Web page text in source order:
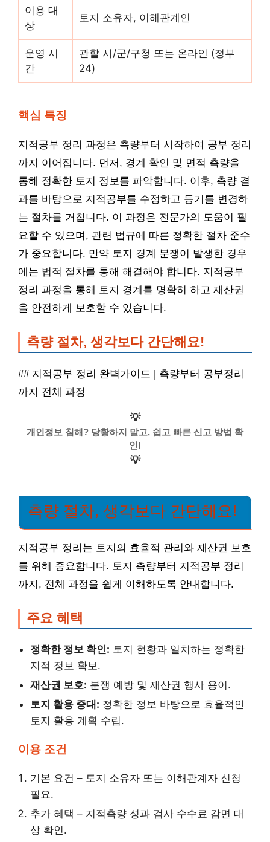
이용 대
상
토지 소유자, 이해관계인
운영 시
간
관할 시/군/구청 또는 온라인 (정부
24)
핵심 특징
지적공부 정리 과정은 측량부터 시작하여 공부 정리
까지 이어집니다. 먼저, 경계 확인 및 면적 측량을
통해 정확한 토지 정보를 파악합니다. 이후, 측량 결
과를 바탕으로 지적공부를 수정하고 등기를 변경하
는 절차를 거칩니다. 이 과정은 전문가의 도움이 필
요할 수 있으며, 관련 법규에 따른 정확한 절차 준수
가 중요합니다. 만약 토지 경계 분쟁이 발생한 경우
에는 법적 절차를 통해 해결해야 합니다. 지적공부
정리 과정을 통해 토지 경계를 명확히 하고 재산권
을 안전하게 보호할 수 있습니다.
측량 절차, 생각보다 간단해요!
## 지적공부 정리 완벽가이드 | 측량부터 공부정리
까지 전체 과정
💡
개인정보 침해? 당황하지 말고, 쉽고 빠른 신고 방법 확
인!
💡
측량 절차, 생각보다 간단해요!
지적공부 정리는 토지의 효율적 관리와 재산권 보호
를 위해 중요합니다. 토지 측량부터 지적공부 정리
까지, 전체 과정을 쉽게 이해하도록 안내합니다.
주요 혜택
정확한 정보 확인: 토지 현황과 일치하는 정확한
지적 정보 확보.
재산권 보호: 분쟁 예방 및 재산권 행사 용이.
토지 활용 증대: 정확한 정보 바탕으로 효율적인
토지 활용 계획 수립.
이용 조건
기본 요건 – 토지 소유자 또는 이해관계자 신청
필요.
추가 혜택 – 지적측량 성과 검사 수수료 감면 대
상 확인.